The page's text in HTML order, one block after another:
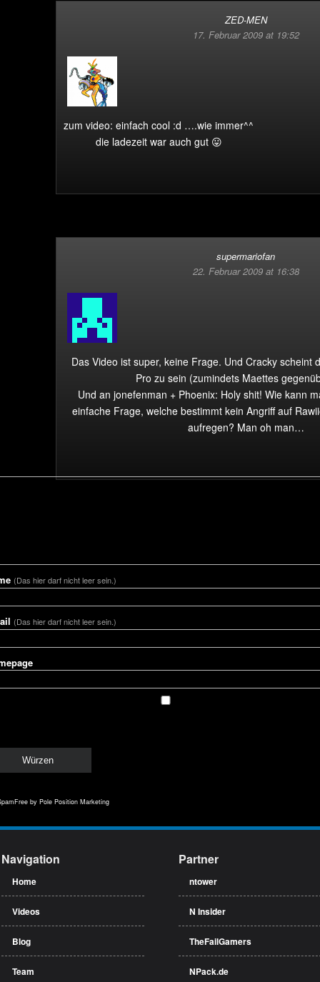
ZED-MEN
17. Februar 2009 at 19:52
zum video: einfach cool :d ….wie immer^^
die ladezeit war auch gut 😛
supermariofan
22. Februar 2009 at 16:38
Das Video ist super, keine Frage. Und Cracky scheint
Pro zu sein (zumindets Maettes
Und an jonefenman + Phoenix: Holy shit! Wie kann
einfache Frage, welche bestimmt kein Angriff auf
aufregen? Man oh man…
(Das hier darf nicht leer sein.)
(Das hier darf nicht leer sein.)
by Pole Position Marketing
Navigation
Home
Videos
Blog
Team
Partner
ntower
N Insider
TheFailGamers
NPack.de